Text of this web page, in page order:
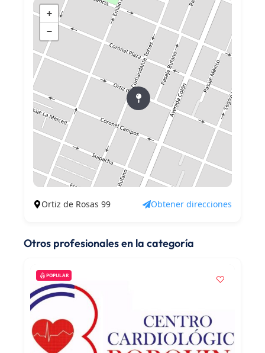
+
−
Ortiz de Rosas 99 Obtener direcciones
Otros profesionales en la categoría
POPULAR